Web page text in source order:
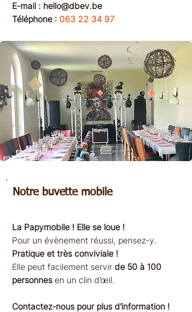
E-mail : hello@dbev.be
Téléphone : 063 22 34 97
Notre buvette mobile
La Papymobile ! Elle se loue !
Pour un évènement réussi, pensez-y.
Pratique et très conviviale !
Elle peut facilement servir de 50 à 100
personnes en un clin d’œil.
Contactez-nous pour plus d’information !